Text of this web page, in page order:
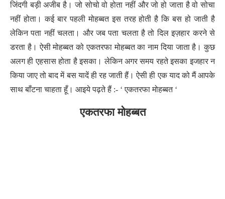
जिंदगी बड़ी अजीब है। जो सोचो वो होता नहीं और जो हो जाता है वो सोचा
नहीं होता। कई बार पहली मोहब्बत इस तरह होती है कि बस हो जाती है
लेकिन पता नहीं चलता। और जब पता चलता है तो दिल इज़हार करने से
डरता है। ऐसी मोहब्बत को एकतरफा मोहब्बत का नाम दिया जाता है। कुछ
अलग ही एहसास होता है इसका। लेकिन अगर समय रहते इसका इजहार न
किया जाए तो बाद में बस यादें ही रह जाती हैं। ऐसी ही एक याद को मैं आपके
साथ बाँटना चाहता हूँ। आइये पढ़ते हैं :- ‘ एकतरफा मोहब्बत ‘
एकतरफा मोहब्बत